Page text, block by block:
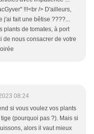
!!!<br /> D'ailleurs,
j'ai fait une bêtise ????...
plants de tomates, à port
de nous consacrer de votre
08:24
si vous voulez vos plants
(pourquoi pas ?). Mais si
alors il vaut mieux